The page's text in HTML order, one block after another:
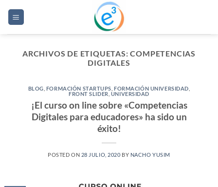
ARCHIVOS DE ETIQUETAS:COMPETENCIAS
DIGITALES
BLOG FORMACIÓN STARTUPS ,FORMACIÓN UNIVERSIDAD
FRONT SLIDER UNIVERSIDAD
¡El curso on line sobre «Competencias
Digitales para educadores» ha sido un
éxito!
POSTED ON 28 JULIO, 2020 BY NACHO YUSIM